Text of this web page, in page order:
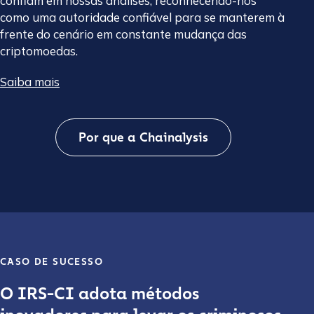
como uma autoridade confiável para se manterem à
frente do cenário em constante mudança das
criptomoedas.
Saiba mais
Por que a Chainalysis
CASO DE SUCESSO
O IRS-CI adota métodos
Contact us